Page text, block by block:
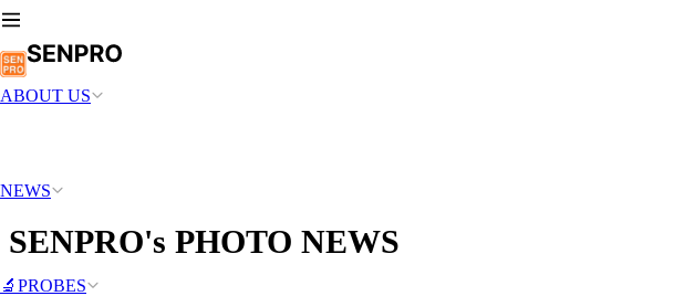
ABOUT US
NEWS
🔬PROBES
SENPRO's PHOTO NEWS